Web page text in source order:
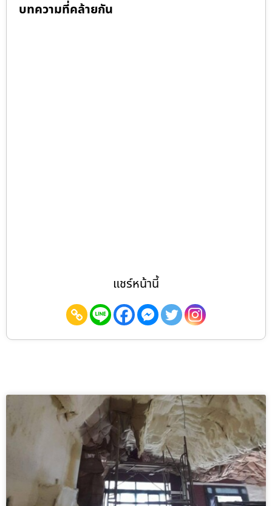
บทความที่คล้ายกัน
แชร์หน้านี้